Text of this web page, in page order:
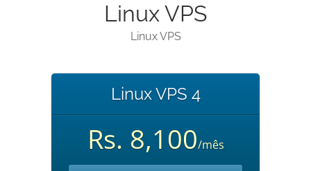
Linux VPS
Linux VPS
Linux VPS 4
Rs. 8,100/mês